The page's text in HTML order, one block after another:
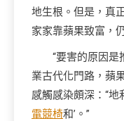
地生根。但是，真
家家靠蘋果致富，
“要害的原因
業古代化門路，蘋
感觸感染頗深：“地
電競椅和’。”